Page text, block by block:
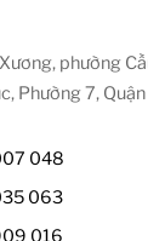
phường
Phường 7,
048
063
016